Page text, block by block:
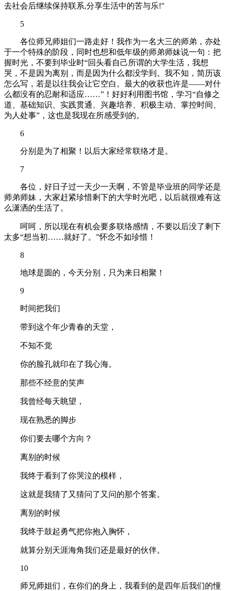
去社会后继续保持联系,分享生活中的苦与乐!"
5
各位师兄师姐们一路走好！我作为一名大三的师弟，亦处
于一个特殊的阶段，同时也想和低年级的师弟师妹说一句：把
握时光，不要到毕业时“回头看自己所谓的大学生活，我想
哭，不是因为离别，而是因为什么都没学到。我不知，简历该
怎么写，若是以往我会让它空白。最大的收获也许是——对什
么都没有的忍耐和适应……”！好好利用图书馆，学习“自修之
道、基础知识、实践贯通、兴趣培养、积极主动、掌控时间、
为人处事”，这也是我现在所感受到的。
6
分别是为了相聚！以后大家经常联络才是。
7
各位，好日子过一天少一天啊，不管是毕业班的同学还是
师弟师妹，大家赶紧珍惜剩下的大学时光吧，以后就很难有这
么潇洒的生活了。
呵呵，所以现在有机会要多联络感情，不要以后没了剩下
太多“想当初……就好了。”怀念不如珍惜！
8
地球是圆的，今天分别，只为来日相聚！
9
时间把我们
带到这个年少青春的天堂，
不知不觉
你的脸孔就印在了我心海。
那些不经意的笑声
我曾经每天眺望，
现在熟悉的脚步
你们要去哪个方向？
离别的时候
我终于看到了你哭泣的模样，
这就是我猜了又猜问了又问的那个答案。
离别的时候
我终于鼓起勇气把你抱入胸怀，
就算分别天涯海角我们还是最好的伙伴。
10
师兄师姐们，在你们的身上，我看到的是四年后我们的憧